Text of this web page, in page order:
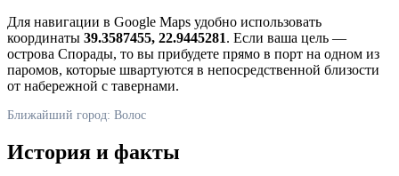
Для навигации в Google Maps удобно использовать
координаты 39.3587455, 22.9445281. Если ваша цель —
острова Спорады, то вы прибудете прямо в порт на одном из
паромов, которые швартуются в непосредственной близости
от набережной с тавернами.
Ближайший город: Волос
История и факты